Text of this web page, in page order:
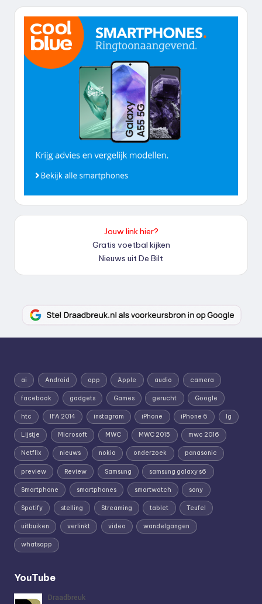
Jouw link hier?
Gratis voetbal kijken
Nieuws uit De Bilt
ai Android app Apple audio camera
facebook gadgets Games gerucht Google
htc IFA 2014 instagram iPhone iPhone 6 lg
Lijstje Microsoft MWC MWC 2015 mwc 2016
Netflix nieuws nokia onderzoek panasonic
preview Review Samsung samsung galaxy s6
Smartphone smartphones smartwatch sony
Spotify stelling Streaming tablet Teufel
uitbuiken verlinkt video wandelgangen
whatsapp
YouTube